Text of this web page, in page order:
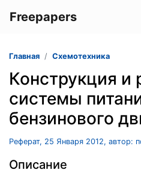
Freepapers
Главная Схемотехника
Конструкция и
системы
бензинового
Реферат, 25 Января 2012, автор:
Описание